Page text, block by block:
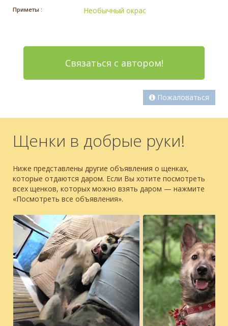
Приметы : Необычный окрас
Связаться с автором!
Пожаловаться
Щенки в добрые руки!
Ниже представлены другие объявления о щенках,
которые отдаются даром. Если Вы хотите посмотреть
всех щенков, которых можно взять даром — нажмите
«Посмотреть все объявления».